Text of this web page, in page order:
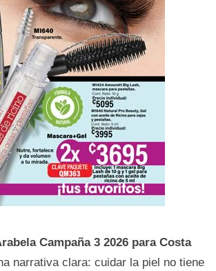
Campaña 3 2026 para Costa
narrativa clara: cuidar la piel no tiene